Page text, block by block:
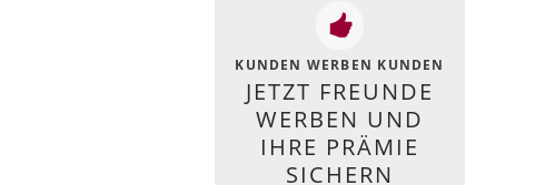
KUNDEN WERBEN KUNDEN
JETZT FREUNDE
WERBEN UND
IHRE PRÄMIE
SICHERN